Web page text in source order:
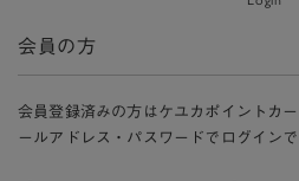
会員の方
会員登録済みの方はケユカポイントカ
ールアドレス・パスワードでログインで